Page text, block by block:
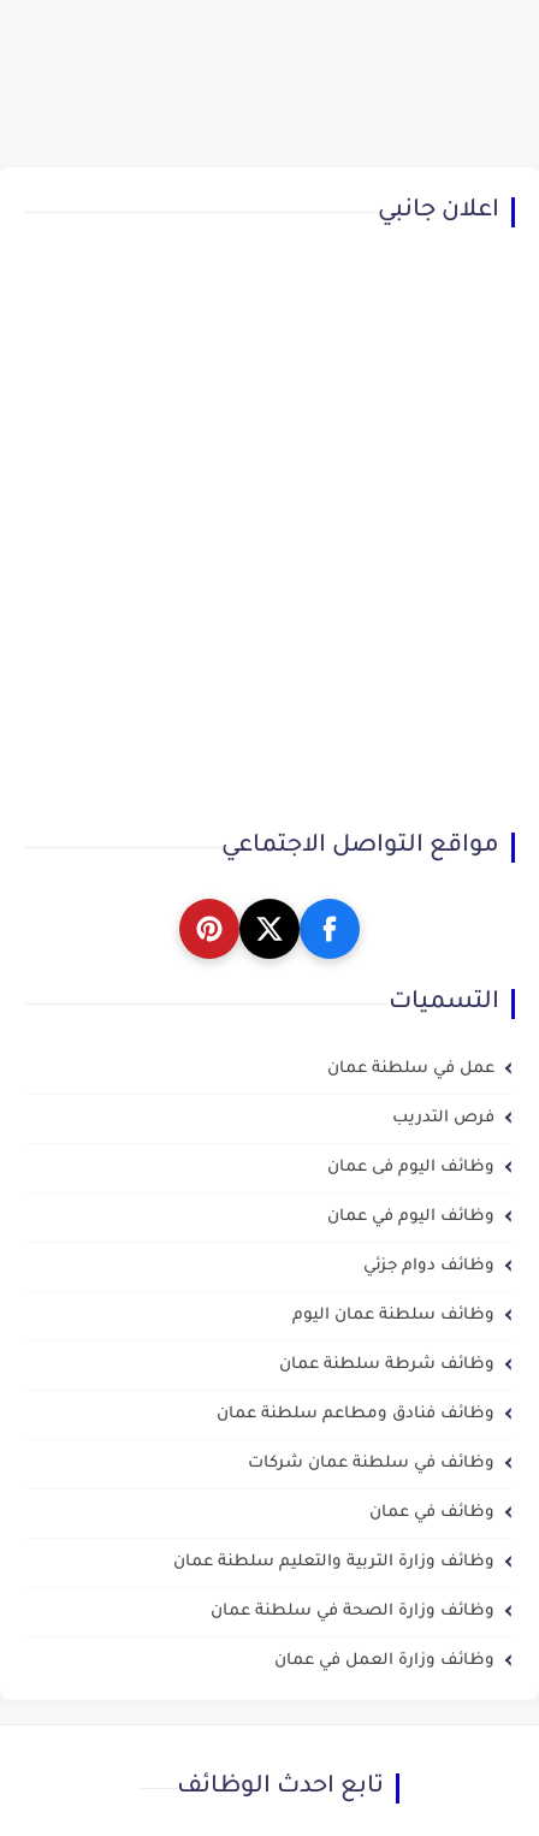
اعلان جانبي
مواقع التواصل الاجتماعي
التسميات
عمل في سلطنة عمان
فرص التدريب
وظائف اليوم فى عمان
وظائف اليوم في عمان
وظائف دوام جزئي
وظائف سلطنة عمان اليوم
وظائف شرطة سلطنة عمان
وظائف فنادق ومطاعم سلطنة عمان
وظائف في سلطنة عمان شركات
وظائف في عمان
وظائف وزارة التربية والتعليم سلطنة عمان
وظائف وزارة الصحة في سلطنة عمان
وظائف وزارة العمل في عمان
تابع احدث الوظائف